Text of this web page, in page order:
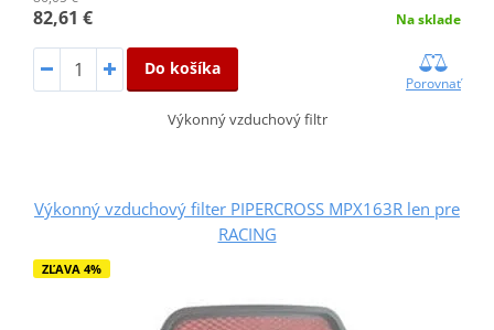
82,61 € Na sklade
Do košíka
Porovnať
Výkonný vzduchový filtr
Výkonný vzduchový filter PIPERCROSS MPX163R len pre
RACING
ZĽAVA 4%